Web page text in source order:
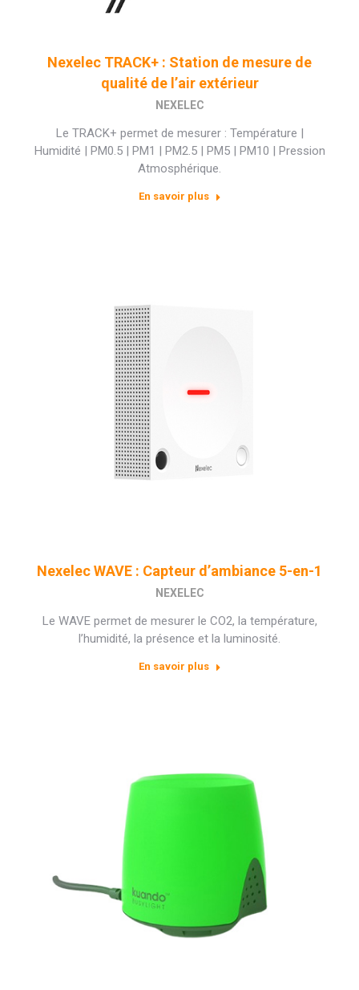
Nexelec TRACK+ : Station de mesure de
qualité de l’air extérieur
NEXELEC
Le TRACK+ permet de mesurer : Température |
Humidité | PM0.5 | PM1 | PM2.5 | PM5 | PM10 | Pression
Atmosphérique.
En savoir plus
Nexelec WAVE : Capteur d’ambiance 5-en-1
NEXELEC
Le WAVE permet de mesurer le CO2, la température,
l’humidité, la présence et la luminosité.
En savoir plus